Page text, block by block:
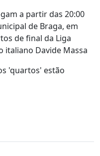
a partir das 20:00
de Braga, em
de final da Liga
italiano Davide Massa
'quartos' estão